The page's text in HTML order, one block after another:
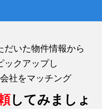
だいた物件情報から
ックアップし
社をマッチング
してみましょ